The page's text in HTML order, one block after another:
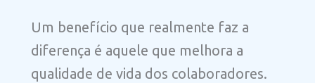
Um benefício que realmente faz a
diferença é aquele que melhora a
qualidade de vida dos colaboradores.